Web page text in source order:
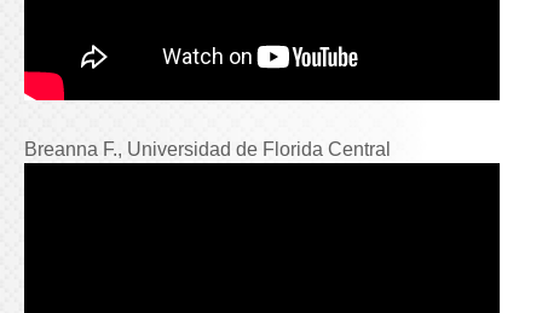
Breanna F., Universidad de Florida Central